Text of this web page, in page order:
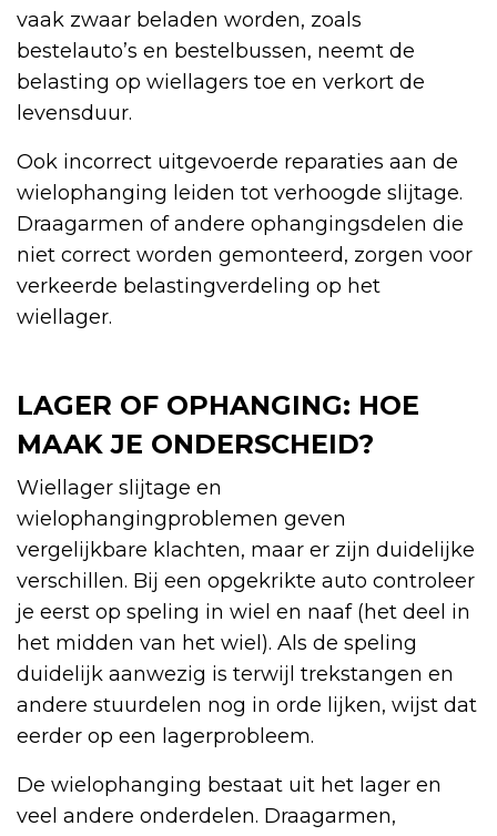
vaak zwaar beladen worden, zoals
bestelauto’s en bestelbussen, neemt de
belasting op wiellagers toe en verkort de
levensduur.
Ook incorrect uitgevoerde reparaties aan de
wielophanging leiden tot verhoogde slijtage.
Draagarmen of andere ophangingsdelen die
niet correct worden gemonteerd, zorgen voor
verkeerde belastingverdeling op het
wiellager.
LAGER OF OPHANGING: HOE
MAAK JE ONDERSCHEID?
Wiellager slijtage en
wielophangingproblemen geven
vergelijkbare klachten, maar er zijn duidelijke
verschillen. Bij een opgekrikte auto controleer
je eerst op speling in wiel en naaf (het deel in
het midden van het wiel). Als de speling
duidelijk aanwezig is terwijl trekstangen en
andere stuurdelen nog in orde lijken, wijst dat
eerder op een lagerprobleem.
De wielophanging bestaat uit het lager en
veel andere onderdelen. Draagarmen,